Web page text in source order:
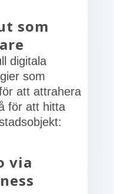
som
digitala
som
att attrahera
för att hitta
via